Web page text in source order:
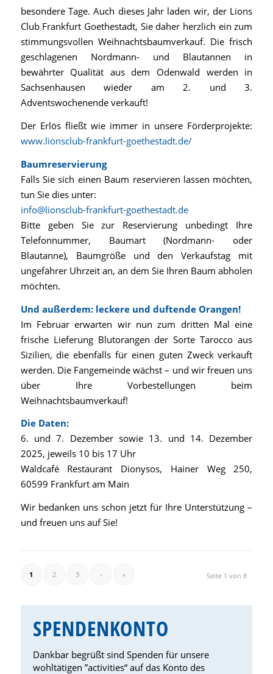
besondere Tage. Auch dieses Jahr laden wir, der Lions
Club Frankfurt Goethestadt, Sie daher herzlich ein zum
stimmungsvollen Weihnachtsbaumverkauf. Die frisch
geschlagenen Nordmann- und Blautannen in
bewährter Qualität aus dem Odenwald werden in
Sachsenhausen wieder am 2. und 3.
Adventswochenende verkauft!
Der Erlös fließt wie immer in unsere Förderprojekte:
www.lionsclub-frankfurt-goethestadt.de/
Baumreservierung
Falls Sie sich einen Baum reservieren lassen möchten,
tun Sie dies unter:
info@lionsclub-frankfurt-goethestadt.de
Bitte geben Sie zur Reservierung unbedingt Ihre
Telefonnummer, Baumart (Nordmann- oder
Blautanne), Baumgröße und den Verkaufstag mit
ungefährer Uhrzeit an, an dem Sie Ihren Baum abholen
möchten.
Und außerdem: leckere und duftende Orangen!
Im Februar erwarten wir nun zum dritten Mal eine
frische Lieferung Blutorangen der Sorte Tarocco aus
Sizilien, die ebenfalls für einen guten Zweck verkauft
werden. Die Fangemeinde wächst – und wir freuen uns
über Ihre Vorbestellungen beim
Weihnachtsbaumverkauf!
Die Daten:
6. und 7. Dezember sowie 13. und 14. Dezember
2025, jeweils 10 bis 17 Uhr
Waldcafé Restaurant Dionysos, Hainer Weg 250,
60599 Frankfurt am Main
Wir bedanken uns schon jetzt für Ihre Unterstützung –
und freuen uns auf Sie!
Seite 1 von 8
1 2 3 › »
SPENDENKONTO
Dankbar begrüßt sind Spenden für unsere
wohltätigen ”activities“ auf das Konto des